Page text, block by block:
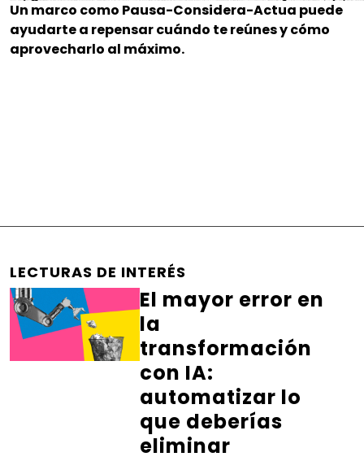
Un marco como Pausa-Considera-Actua puede
ayudarte a repensar cuándo te reúnes y cómo
aprovecharlo al máximo.
LECTURAS DE INTERÉS
El mayor error en
la
transformación
con IA:
automatizar lo
que deberías
eliminar